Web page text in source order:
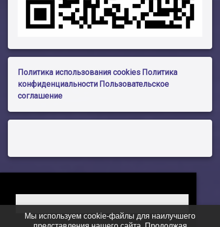
Политика использования cookies Политика
конфиденциальности Пользовательское
соглашение
Мы используем cookie-файлы для наилучшего